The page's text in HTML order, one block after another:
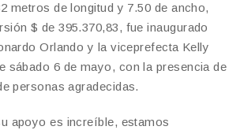
metros de longitud y 7.50 de ancho,
$ de 395.370,83, fue inaugurado
Orlando y la viceprefecta Kelly
sábado 6 de mayo, con la presencia de
personas agradecidas.
apoyo es increíble, estamos